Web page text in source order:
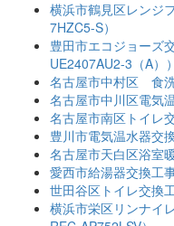
横浜市鶴見区レンジ
7HZC5-S）
豊田市エコジョーズ
UE2407AU2-3（A））
名古屋市中村区 食洗
名古屋市中川区電気
名古屋市南区トイレ
豊川市電気温水器交
名古屋市天白区浴室
愛西市給湯器交換工
世田谷区トイレ交換
横浜市栄区リンナイ